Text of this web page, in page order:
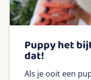
Puppy het
dat!
Als je ooit een